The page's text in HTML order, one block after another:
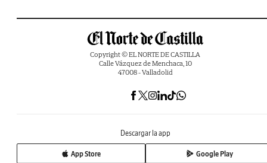
Copyright © EL NORTE DE CASTILLA
Calle Vázquez de Menchaca, 10
47008 - Valladolid
Descargar la app
App Store Google Play